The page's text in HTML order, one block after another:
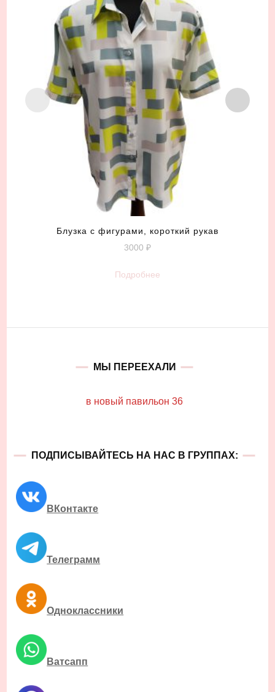
Блузка с фигурами, короткий рукав
3000 ₽
Подробнее
МЫ ПЕРЕЕХАЛИ
в новый павильон 36
ПОДПИСЫВАЙТЕСЬ НА НАС В ГРУППАХ:
ВКонтакте
Телеграмм
Одноклассники
Ватсапп